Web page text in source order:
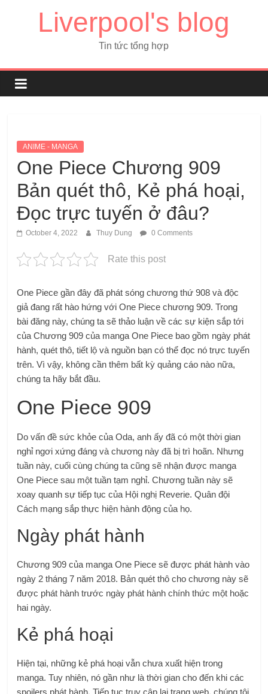
Liverpool's blog
Tin tức tổng hợp
ANIME - MANGA
One Piece Chương 909
Bản quét thô, Kẻ phá hoại,
Đọc trực tuyến ở đâu?
October 4, 2022 Thuy Dung 0 Comments
Rate this post
One Piece gần đây đã phát sóng chương thứ 908 và độc
giả đang rất hào hứng với One Piece chương 909. Trong
bài đăng này, chúng ta sẽ thảo luận về các sự kiện sắp tới
của Chương 909 của manga One Piece bao gồm ngày phát
hành, quét thô, tiết lộ và nguồn bạn có thể đọc nó trực tuyến
trên. Vì vậy, không cần thêm bất kỳ quảng cáo nào nữa,
chúng ta hãy bắt đầu.
One Piece 909
Do vấn đề sức khỏe của Oda, anh ấy đã có một thời gian
nghỉ ngơi xứng đáng và chương này đã bị trì hoãn. Nhưng
tuần này, cuối cùng chúng ta cũng sẽ nhận được manga
One Piece sau một tuần tạm nghỉ. Chương tuần này sẽ
xoay quanh sự tiếp tục của Hội nghị Reverie. Quân đội
Cách mạng sắp thực hiện hành động của họ.
Ngày phát hành
Chương 909 của manga One Piece sẽ được phát hành vào
ngày 2 tháng 7 năm 2018. Bản quét thô cho chương này sẽ
được phát hành trước ngày phát hành chính thức một hoặc
hai ngày.
Kẻ phá hoại
Hiện tại, những kẻ phá hoại vẫn chưa xuất hiện trong
manga. Tuy nhiên, nó gần như là thời gian cho đến khi các
spoilers phát hành. Tiếp tục truy cập lại trang web, chúng tôi